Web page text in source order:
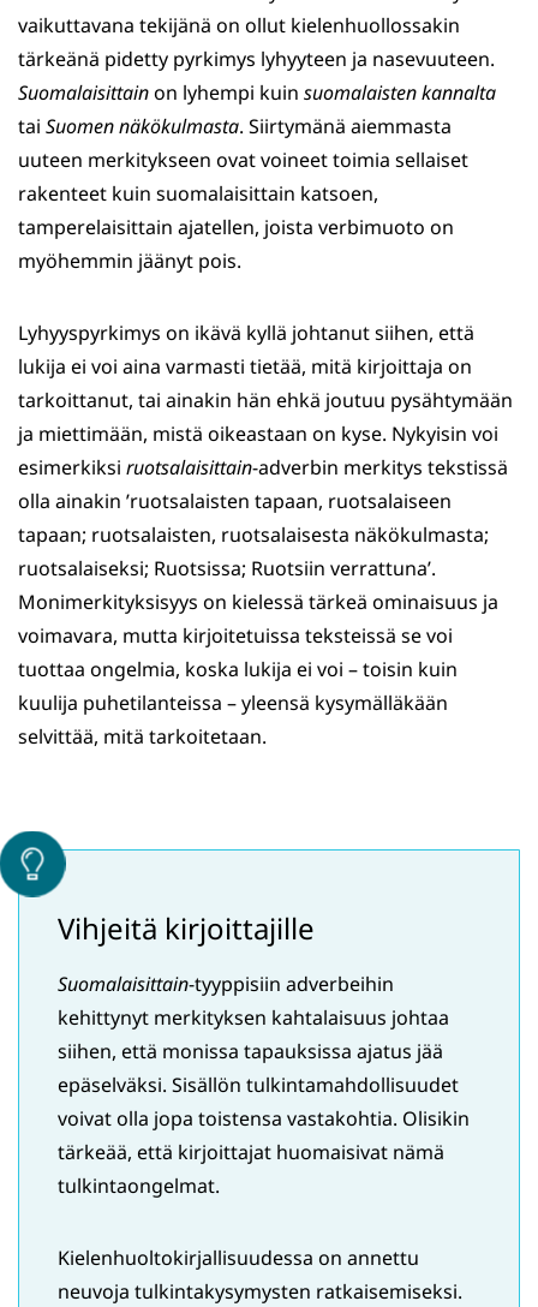
vaikuttavana tekijänä on ollut kielenhuollossakin
tärkeänä pidetty pyrkimys lyhyyteen ja nasevuuteen.
Suomalaisittainon lyhempi kuin suomalaisten kannalta
tai Suomen näkökulmasta. Siirtymänä aiemmasta
uuteen merkitykseen ovat voineet toimia sellaiset
rakenteet kuin suomalaisittain katsoen,
tamperelaisittain ajatellen, joista verbimuoto on
myöhemmin jäänyt pois.
Lyhyyspyrkimys on ikävä kyllä johtanut siihen, että
lukija ei voi aina varmasti tietää, mitä kirjoittaja on
tarkoittanut, tai ainakin hän ehkä joutuu pysähtymään
ja miettimään, mistä oikeastaan on kyse. Nykyisin voi
esimerkiksi ruotsalaisittain-adverbin merkitys tekstissä
olla ainakin ’ruotsalaisten tapaan, ruotsalaiseen
tapaan; ruotsalaisten, ruotsalaisesta näkökulmasta;
ruotsalaiseksi; Ruotsissa; Ruotsiin verrattuna’.
Monimerkityksisyys on kielessä tärkeä ominaisuus ja
voimavara, mutta kirjoitetuissa teksteissä se voi
tuottaa ongelmia, koska lukija ei voi – toisin kuin
kuulija puhetilanteissa – yleensä kysymälläkään
selvittää, mitä tarkoitetaan.
Vihjeitä kirjoittajille
Suomalaisittain-tyyppisiin adverbeihin
kehittynyt merkityksen kahtalaisuus johtaa
siihen, että monissa tapauksissa ajatus jää
epäselväksi. Sisällön tulkintamahdollisuudet
voivat olla jopa toistensa vastakohtia. Olisikin
tärkeää, että kirjoittajat huomaisivat nämä
tulkintaongelmat.
Kielenhuoltokirjallisuudessa on annettu
neuvoja tulkintakysymysten ratkaisemiseksi.